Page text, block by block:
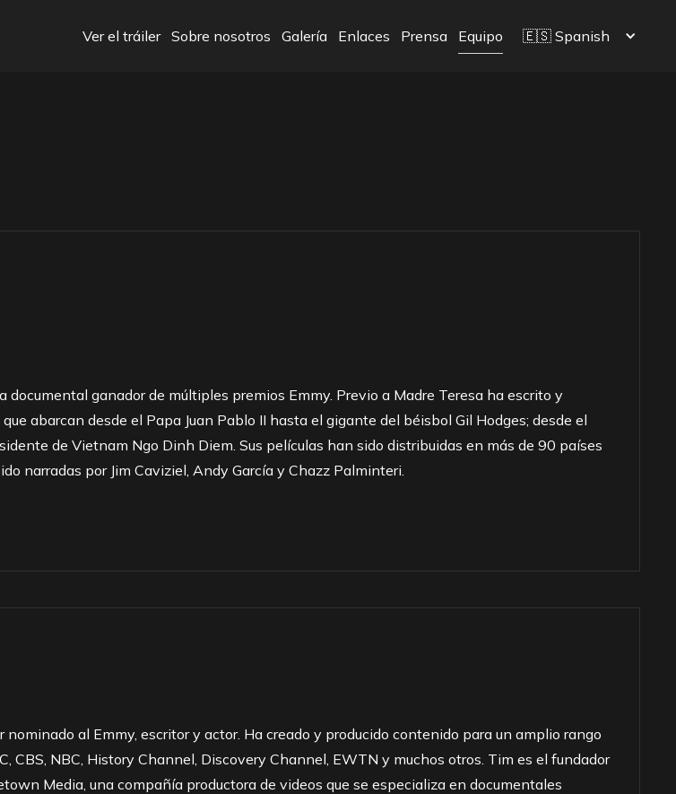
Ver el tráiler Sobre nosotros Galería Enlaces Prensa Equipo 🇪🇸 Spanish
documental ganador de múltiples premios Emmy. Previo a Madre Teresa ha escrito y
abarcan desde el Papa Juan Pablo II hasta el gigante del béisbol Gil Hodges; desde el
de Vietnam Ngo Dinh Diem. Sus películas han sido distribuidas en más de 90 países
narradas por Jim Caviziel, Andy García y Chazz Palminteri.
nominado al Emmy, escritor y actor. Ha creado y producido contenido para un amplio rango
CBS, NBC, History Channel, Discovery Channel, EWTN y muchos otros. Tim es el fundador
Media, una compañía productora de videos que se especializa en documentales